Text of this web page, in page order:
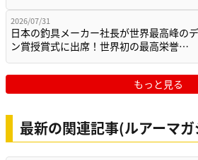
2026/07/31
日本の釣具メーカー社長が世界最高峰の
ン賞授賞式に出席！世界初の最高栄誉…
もっと見る
最新の関連記事(ルアーマ